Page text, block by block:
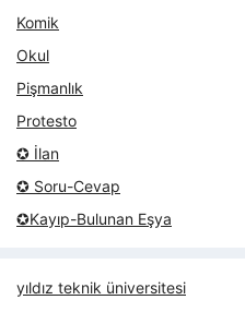
Komik
Okul
Pişmanlık
Protesto
✪ İlan
✪ Soru-Cevap
✪Kayıp-Bulunan Eşya
yıldız teknik üniversitesi